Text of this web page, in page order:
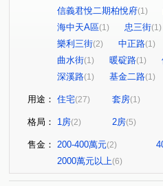
信義君悅二期柏悅府(1)
海中天A區(1) 忠三街(1)
樂利三街(2) 中正路(1)
曲水街(1) 暖碇路(1)
深溪路(1) 基金二路(1)
用途： 住宅(27) 套房(1)
格局： 1房(2) 2房(5)
售金： 200-400萬元(2)
2000萬元以上(6)